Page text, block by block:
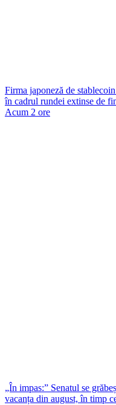
Firma japoneză de
în cadrul rundei extinse de
Acum 2 ore
„În impas:” Senatul se
vacanța din august, în timp